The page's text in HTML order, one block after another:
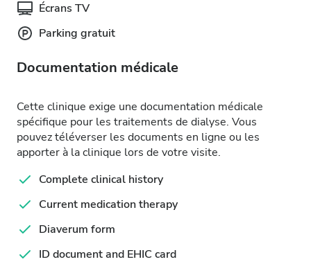
Écrans TV
Parking gratuit
Documentation médicale
Cette clinique exige une documentation médicale
spécifique pour les traitements de dialyse. Vous
pouvez téléverser les documents en ligne ou les
apporter à la clinique lors de votre visite.
Complete clinical history
Current medication therapy
Diaverum form
ID document and EHIC card